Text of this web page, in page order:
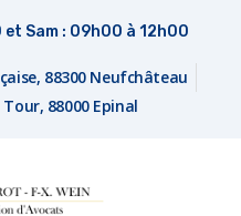
et Sam : 09h00 à 12h00
88300 Neufchâteau
88000 Epinal